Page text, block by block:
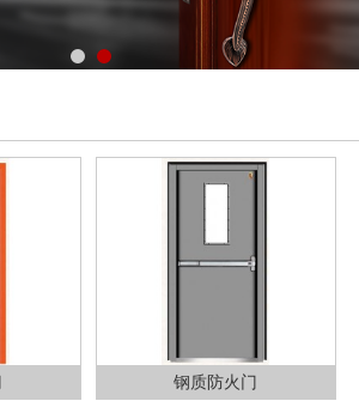
钢质防火门